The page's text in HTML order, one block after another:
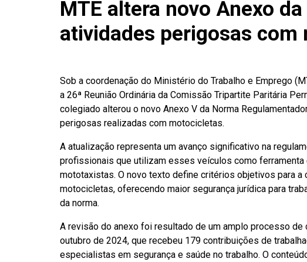
MTE altera novo Anexo
atividades perigosas com
Sob a coordenação do Ministério do Trabalho e Emprego
a 26ª Reunião Ordinária da Comissão Tripartite Paritária
colegiado alterou o novo Anexo V da Norma
perigosas realizadas com motocicletas.
A atualização representa um avanço significativo na
profissionais que utilizam esses veículos como
mototaxistas. O novo texto define critérios objetivos para
motocicletas, oferecendo maior segurança jurídica para
da norma.
A revisão do anexo foi resultado de um amplo processo
outubro de 2024, que recebeu 179 contribuições de
especialistas em segurança e saúde no trabalho. O